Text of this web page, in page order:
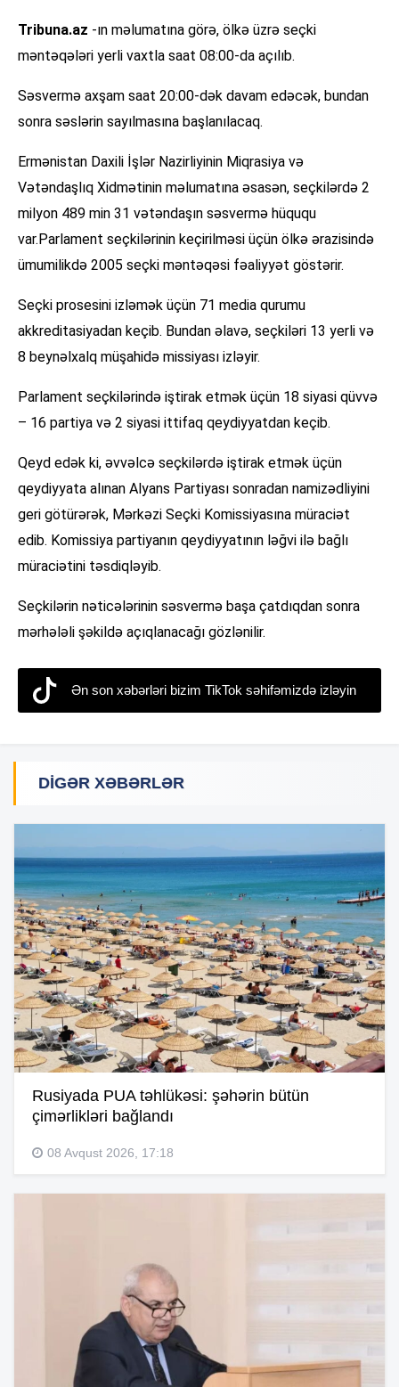
Tribuna.az -ın məlumatına görə, ölkə üzrə seçki
məntəqələri yerli vaxtla saat 08:00-da açılıb.
Səsvermə axşam saat 20:00-dək davam edəcək, bundan
sonra səslərin sayılmasına başlanılacaq.
Ermənistan Daxili İşlər Nazirliyinin Miqrasiya və
Vətəndaşlıq Xidmətinin məlumatına əsasən, seçkilərdə 2
milyon 489 min 31 vətəndaşın səsvermə hüququ
var.Parlament seçkilərinin keçirilməsi üçün ölkə ərazisində
ümumilikdə 2005 seçki məntəqəsi fəaliyyət göstərir.
Seçki prosesini izləmək üçün 71 media qurumu
akkreditasiyadan keçib. Bundan əlavə, seçkiləri 13 yerli və
8 beynəlxalq müşahidə missiyası izləyir.
Parlament seçkilərində iştirak etmək üçün 18 siyasi qüvvə
– 16 partiya və 2 siyasi ittifaq qeydiyyatdan keçib.
Qeyd edək ki, əvvəlcə seçkilərdə iştirak etmək üçün
qeydiyyata alınan Alyans Partiyası sonradan namizədliyini
geri götürərək, Mərkəzi Seçki Komissiyasına müraciət
edib. Komissiya partiyanın qeydiyyatının ləğvi ilə bağlı
müraciətini təsdiqləyib.
Seçkilərin nəticələrinin səsvermə başa çatdıqdan sonra
mərhələli şəkildə açıqlanacağı gözlənilir.
Ən son xəbərləri bizim TikTok səhifəmizdə izləyin
DIGƏR XƏBƏRLƏR
Rusiyada PUA təhlükəsi: şəhərin bütün
çimərlikləri bağlandı
08 Avqust 2026, 17:18